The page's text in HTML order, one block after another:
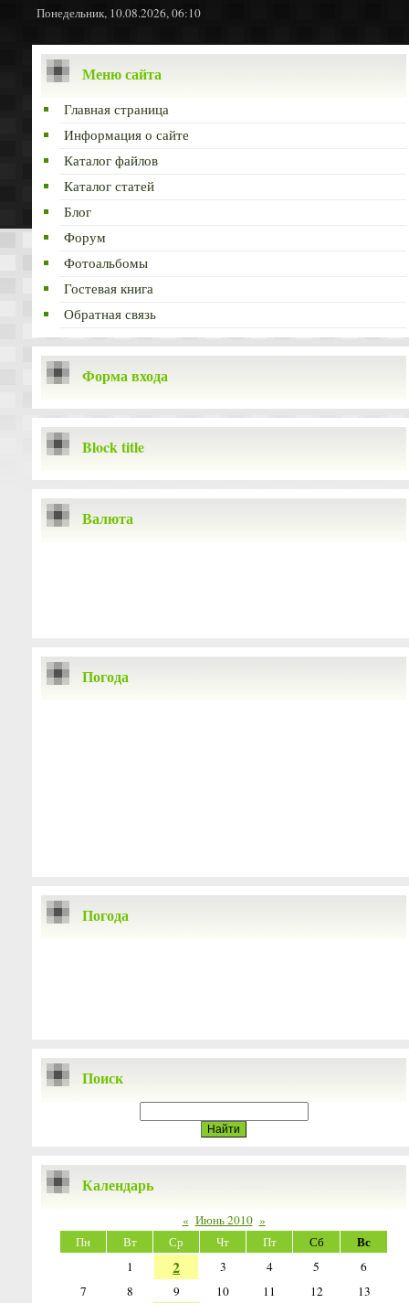
Понедельник, 10.08.2026, 06:10
Меню сайта
Главная страница
Информация о сайте
Каталог файлов
Каталог статей
Блог
Форум
Фотоальбомы
Гостевая книга
Обратная связь
Форма входа
Block title
Валюта
Погода
Погода
Поиск
Календарь
« Июнь 2010 »
Пн
Вт Ср Чт Пт Сб Вс
1 2 3 4 5
6
7
8 9 10 11 12
13